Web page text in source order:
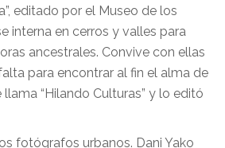
editado por el Museo de los
interna en cerros y valles para
ancestrales. Convive con ellas
para encontrar al fin el alma de
“Hilando Culturas” y lo editó
fotógrafos urbanos. Dani Yako